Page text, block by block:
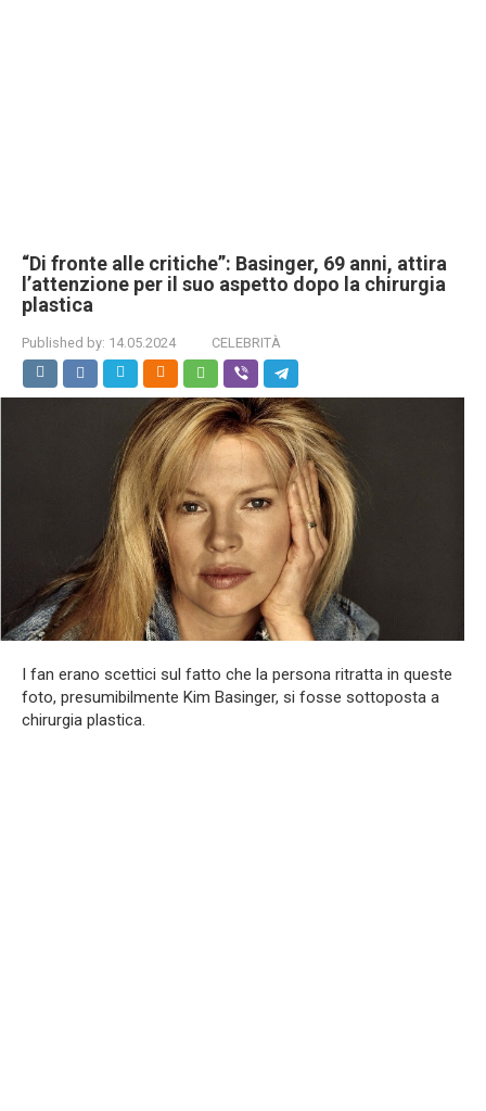
“Di fronte alle critiche”: Basinger, 69 anni, attira
l’attenzione per il suo aspetto dopo la chirurgia
plastica
Published by: 14.05.2024 CELEBRITÀ
I fan erano scettici sul fatto che la persona ritratta in queste
foto, presumibilmente Kim Basinger, si fosse sottoposta a
chirurgia plastica.